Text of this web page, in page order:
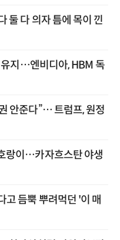
둘 다 의자 틈에 목이 낀
유지…엔비디아, HBM 독
안준다”… 트럼프, 원정
랑이…카자흐스탄 야생
듬뿍 뿌려먹던 '이 매